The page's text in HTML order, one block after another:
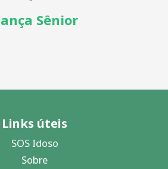
Sênior
Links úteis
SOS Idoso
Sobre